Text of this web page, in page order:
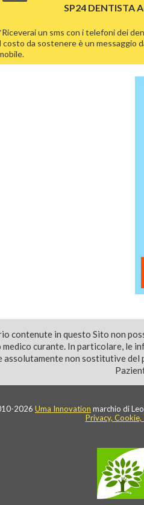
SP24 DENTISTA
un sms con i telefoni dei
costo da sostenere è un messaggio
contenute in questo Sito non
curante. In particolare, le
non sostitutive
2026 Uma Innovation marchio di
Privacy,